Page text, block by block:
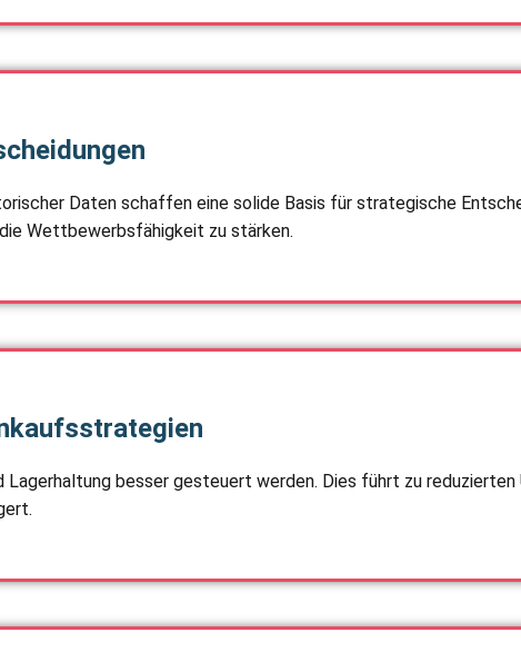
Daten schaffen eine solide Basis für strategische
Wettbewerbsfähigkeit zu stärken.
Lagerhaltung besser gesteuert werden. Dies führt zu